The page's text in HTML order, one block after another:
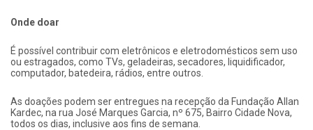
Onde doar
É possível contribuir com eletrônicos e eletrodomésticos sem uso
ou estragados, como TVs, geladeiras, secadores, liquidificador,
computador, batedeira, rádios, entre outros.
As doações podem ser entregues na recepção da Fundação Allan
Kardec, na rua José Marques Garcia, nº 675, Bairro Cidade Nova,
todos os dias, inclusive aos fins de semana.